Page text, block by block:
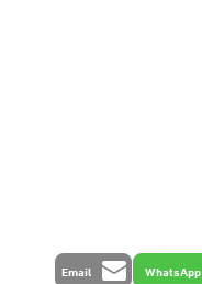
WhatsApp
Email